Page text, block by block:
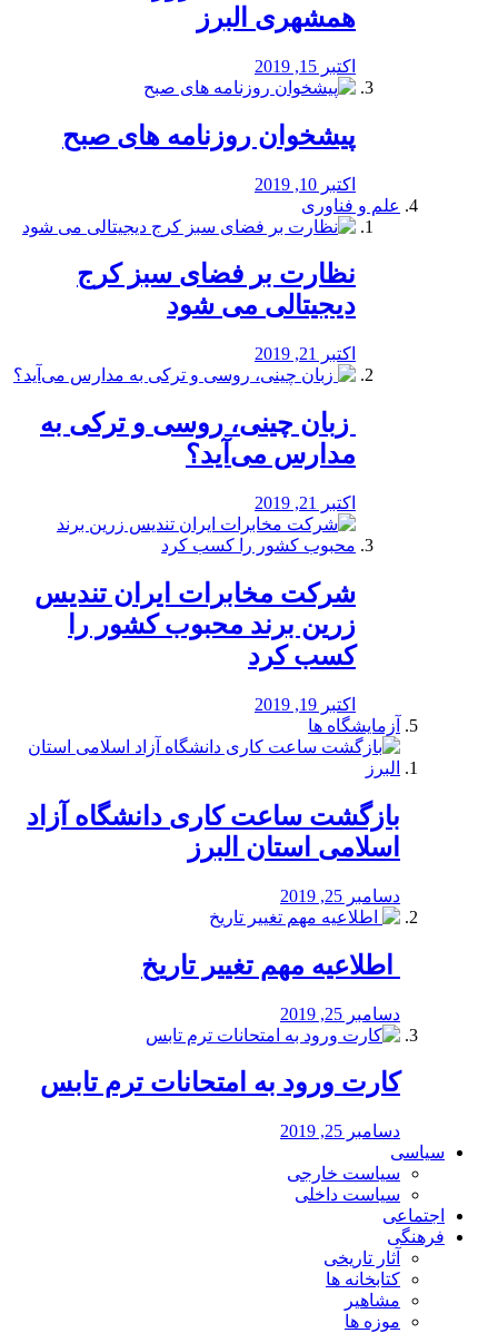
همشهری البرز
اکتبر 15, 2019
پیشخوان روزنامه های صبح
اکتبر 10, 2019
علم و فناوری
نظارت بر فضای سبز کرج
دیجیتالی می شود
اکتبر 21, 2019
️ زبان چینی، روسی و ترکی به
مدارس می‌آید؟
اکتبر 21, 2019
شرکت مخابرات ایران تندیس
زرین برند محبوب کشور را
کسب کرد
اکتبر 19, 2019
آزمایشگاه ها
بازگشت ساعت کاری دانشگاه آزاد
اسلامی استان البرز
دسامبر 25, 2019
️ اطلاعیه مهم تغییر تاریخ
دسامبر 25, 2019
کارت ورود به امتحانات ترم تابس
دسامبر 25, 2019
سیاسی
سیاست خارجی
سیاست داخلی
اجتماعی
فرهنگی
آثار تاریخی
کتابخانه ها
مشاهیر
موزه ها